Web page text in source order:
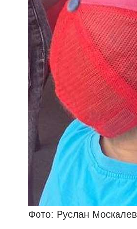
Фото: Руслан Москалев